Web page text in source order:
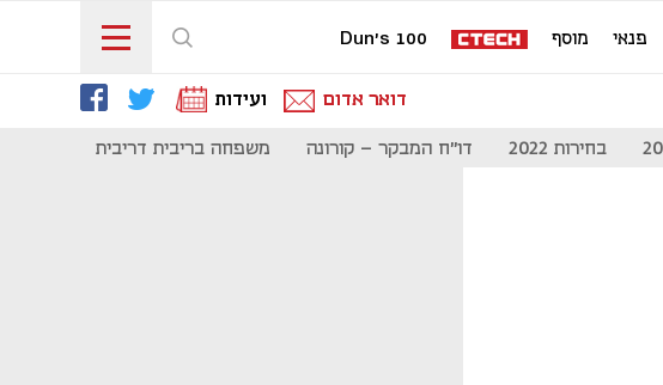
פנאי מוסף Dun's 100
דואר אדום ועידות
בחירות 2022 דו"ח המבקר - קורונה משפחה בריבית דריבית